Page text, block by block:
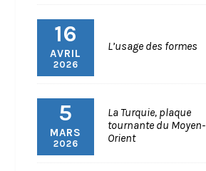
16
AVRIL
2026
L’usage des formes
5
MARS
2026
La Turquie, plaque
tournante du Moyen-
Orient